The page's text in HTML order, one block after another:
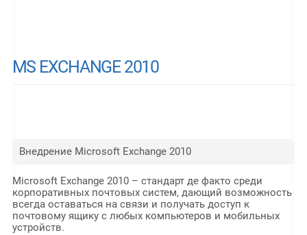
MS EXCHANGE 2010
Внедрение Microsoft Exchange 2010
Microsoft Exchange 2010 – стандарт де факто среди
корпоративных почтовых систем, дающий возможность
всегда оставаться на связи и получать доступ к
почтовому ящику с любых компьютеров и мобильных
устройств.